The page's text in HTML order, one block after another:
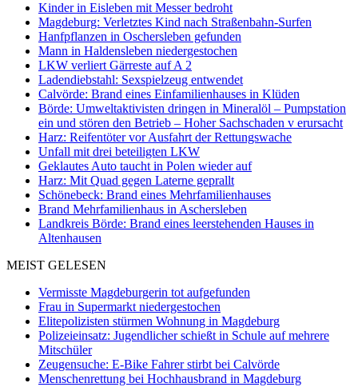
Kinder in Eisleben mit Messer bedroht
Magdeburg: Verletztes Kind nach Straßenbahn-Surfen
Hanfpflanzen in Oschersleben gefunden
Mann in Haldensleben niedergestochen
LKW verliert Gärreste auf A 2
Ladendiebstahl: Sexspielzeug entwendet
Calvörde: Brand eines Einfamilienhauses in Klüden
Börde: Umweltaktivisten dringen in Mineralöl – Pumpstation
ein und stören den Betrieb – Hoher Sachschaden v erursacht
Harz: Reifentöter vor Ausfahrt der Rettungswache
Unfall mit drei beteiligten LKW
Geklautes Auto taucht in Polen wieder auf
Harz: Mit Quad gegen Laterne geprallt
Schönebeck: Brand eines Mehrfamilienhauses
Brand Mehrfamilienhaus in Aschersleben
Landkreis Börde: Brand eines leerstehenden Hauses in
Altenhausen
MEIST GELESEN
Vermisste Magdeburgerin tot aufgefunden
Frau in Supermarkt niedergestochen
Elitepolizisten stürmen Wohnung in Magdeburg
Polizeieinsatz: Jugendlicher schießt in Schule auf mehrere
Mitschüler
Zeugensuche: E-Bike Fahrer stirbt bei Calvörde
Menschenrettung bei Hochhausbrand in Magdeburg